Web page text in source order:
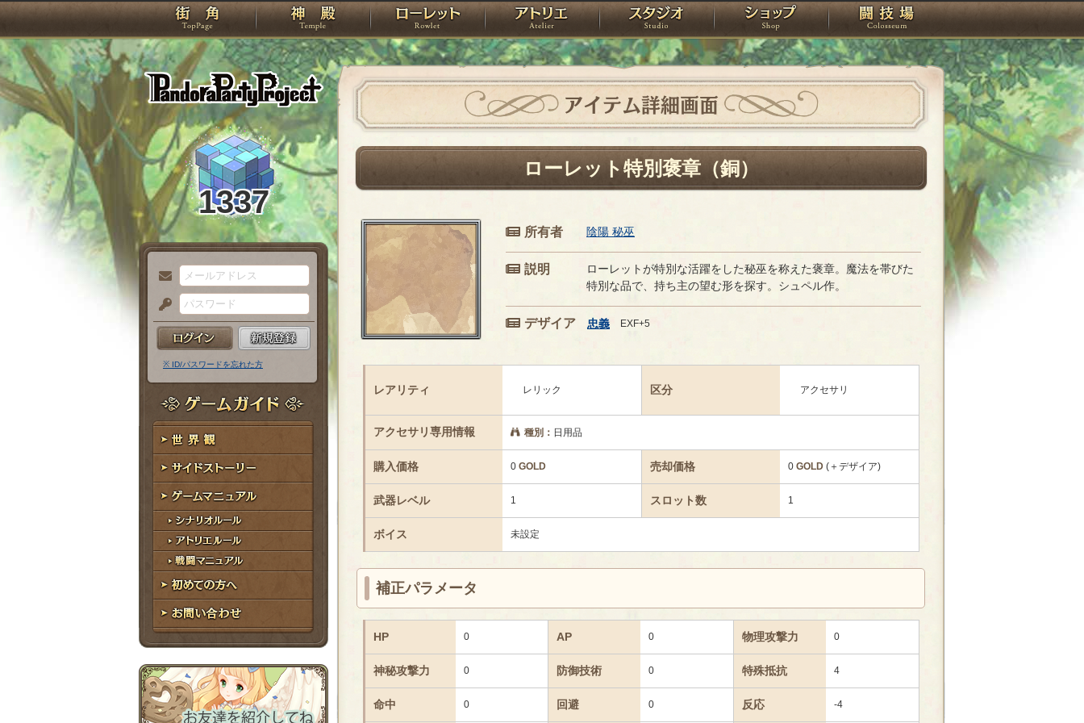
PandoraPartyProject
TOP 神殿 ローレット アトリエ スタジオ ショップ 闘技場
1337
メ
ー
ル
ア
ド
レ
ス
パ
ス
ー
ド
※ ID/パスワードを忘れた方
ゲームガイド
世界観
サイドストーリー
ゲームマニュアル
シナリオルール
アトリエルール
戦闘マニュアル
初めての方へ
お問い合わせ
アイテム詳細画面
ローレット特別褒章（銅）
所有者 陰陽 秘巫
説明
ローレットが特別な活躍をした秘巫を称えた褒章。魔法を帯びた
特別な品で、持ち主の望む形を探す。シュペル作。
デザイア 忠義 EXF+5
レアリティ レリック 区分 アクセサリ
アクセサリ専用情報 種別： 日用品
購入価格 0 GOLD 売却価格 0 GOLD(＋デザイア)
武器レベル 1 スロット数 1
ボイス 未設定
補正パラメータ
HP 0 AP 0 物理攻撃力 0
神秘攻撃力 0 防御技術 0 特殊抵抗 4
命中 0 回避 0 反応 -4